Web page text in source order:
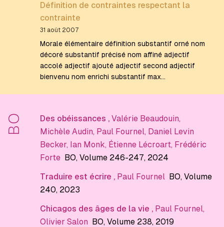
Définition de contraintes respectant la
contrainte
31 août 2007
Morale élémentaire définition substantif orné nom
décoré substantif précisé nom affiné adjectif
accolé adjectif ajouté adjectif second adjectif
bienvenu nom enrichi substantif max…
BO Des obéissances , Valérie Beaudouin,
Michèle Audin, Paul Fournel, Daniel Levin
Becker, Ian Monk, Étienne Lécroart, Frédéric
Forte BO, Volume 246-247, 2024
Traduire est écrire , Paul Fournel BO, Volume
240, 2023
Chicagos des âges de la vie , Paul Fournel,
Olivier Salon BO, Volume 238, 2019